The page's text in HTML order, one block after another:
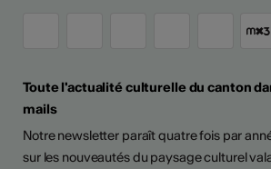
Toute l'actualité culturelle du canton
mails
Notre newsletter paraît quatre fois par
sur les nouveautés du paysage culturel